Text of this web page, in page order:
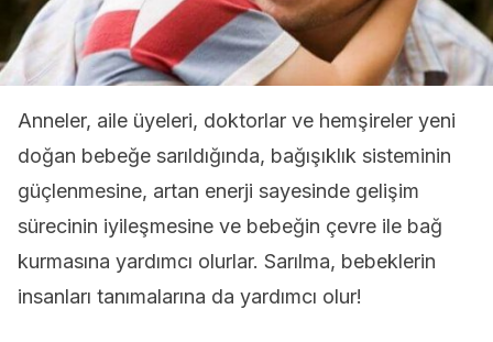
Anneler, aile üyeleri, doktorlar ve hemşireler yeni
doğan bebeğe sarıldığında, bağışıklık sisteminin
güçlenmesine, artan enerji sayesinde gelişim
sürecinin iyileşmesine ve bebeğin çevre ile bağ
kurmasına yardımcı olurlar. Sarılma, bebeklerin
insanları tanımalarına da yardımcı olur!